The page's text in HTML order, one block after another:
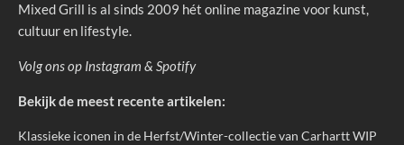
Mixed Grill is al sinds 2009 hét online magazine voor kunst,
cultuur en lifestyle.
Volg ons op Instagram & Spotify
Bekijk de meest recente artikelen:
Klassieke iconen in de Herfst/Winter-collectie van Carhartt WIP